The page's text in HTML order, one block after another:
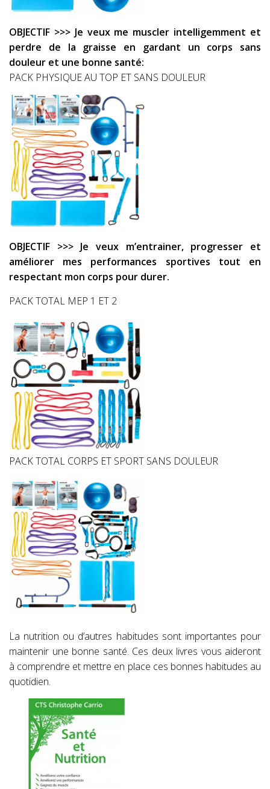
OBJECTIF >>> Je veux me muscler intelligemment et
perdre de la graisse en gardant un corps sans
douleur et une bonne santé:
PACK PHYSIQUE AU TOP ET SANS DOULEUR
OBJECTIF >>> Je veux m’entrainer, progresser et
améliorer mes performances sportives tout en
respectant mon corps pour durer.
PACK TOTAL MEP 1 ET 2
PACK TOTAL CORPS ET SPORT SANS DOULEUR
La nutrition ou d’autres habitudes sont importantes pour
maintenir une bonne santé. Ces deux livres vous aideront
à comprendre et mettre en place ces bonnes habitudes au
quotidien.